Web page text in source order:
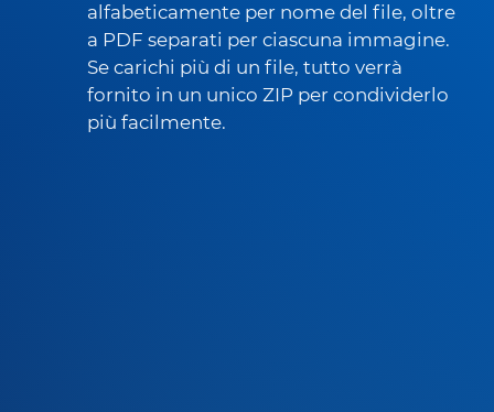
alfabeticamente per nome del file, oltre
a PDF separati per ciascuna immagine.
Se carichi più di un file, tutto verrà
fornito in un unico ZIP per condividerlo
più facilmente.